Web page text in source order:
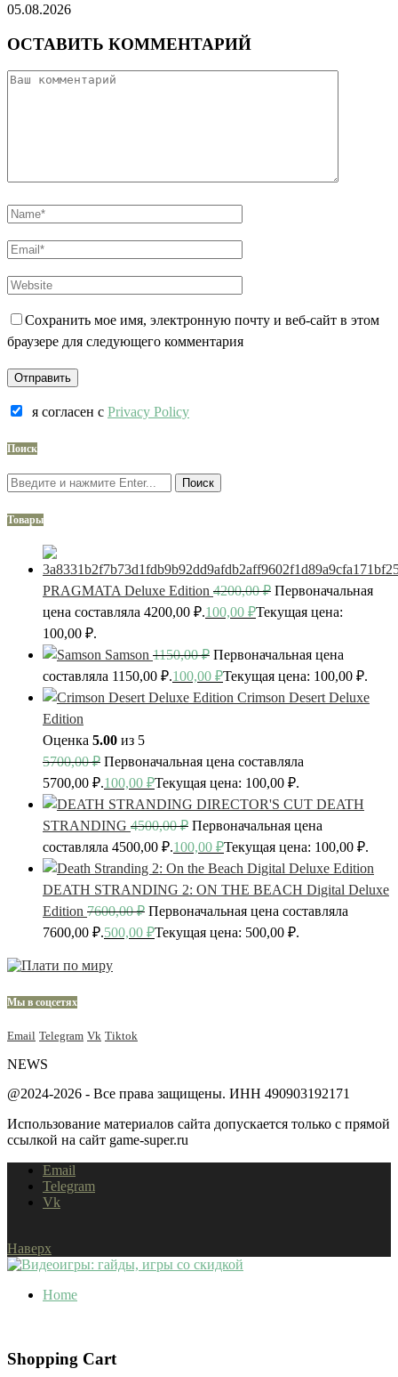
05.08.2026
ОСТАВИТЬ КОММЕНТАРИЙ
Сохранить мое имя, электронную почту и веб-сайт в этом
браузере для следующего комментария
я согласен c Privacy Policy
Поиск
Поиск
Товары
PRAGMATA Deluxe Edition 4200,00₽ Первоначальная
цена составляла 4200,00 ₽.100,00 ₽Текущая цена:
100,00 ₽.
Samson 1150,00₽ Первоначальная цена
составляла 1150,00 ₽.100,00 ₽Текущая цена: 100,00 ₽.
Crimson Desert Deluxe
Edition
Оценка 5.00 из 5
5700,00₽ Первоначальная цена составляла
5700,00 ₽.100,00 ₽Текущая цена: 100,00 ₽.
DEATH
STRANDING 4500,00₽ Первоначальная цена
составляла 4500,00 ₽.100,00 ₽Текущая цена: 100,00 ₽.
DEATH STRANDING 2: ON THE BEACH Digital Deluxe
Edition 7600,00₽ Первоначальная цена составляла
7600,00 ₽.500,00 ₽Текущая цена: 500,00 ₽.
Мы в соцсетях
Email Telegram Vk Tiktok
NEWS
@2024-2026 - Все права защищены. ИНН 490903192171
Использование материалов сайта допускается только с прямой
ссылкой на сайт game-super.ru
Email
Telegram
Vk
Наверх
Home
Shopping Cart